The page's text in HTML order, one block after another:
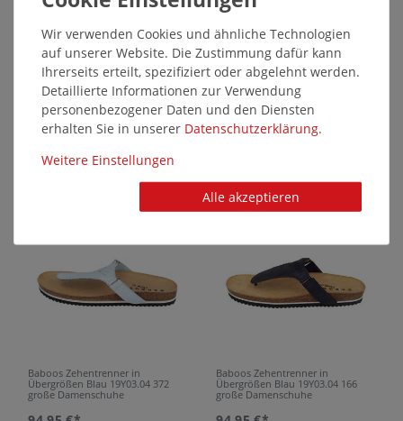
Baboos Sandaletten in
Übergrößen Blau 19Y06.05 166
große Damenschuhe
119,95 €*
Baboos Sandalen in Übergrößen
Weiss/Rose 19Y03.07 169-109
große Damenschuhe
15874
Baboos Zehentrenner in
Übergrößen Blau 19Y03.04 372
große Damenschuhe
SALE 15873
Baboos Zehentrenner in
Übergrößen Blau 19Y03.04 166
große Damenschuhe
Wir verwenden Cookies und ähnliche Technologien
auf unserer Website. Die Zustimmung dafür kann
Ihrerseits erteilt, spezifiziert oder abgelehnt werden.
Detaillierte Informationen zur Verwendung
personenbezogener Daten und den Diensten
erhalten Sie in unserer Daten­schutz­erklärung.
Weitere Einstellungen
Alle akzeptieren